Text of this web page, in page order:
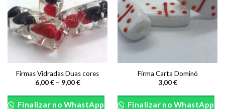
be
chosen
on
Firmas Vidradas Duas cores
6,00€ – 9,00€Price
6,00 €
through
product
Finalizar no WhastApp
Firma Carta Dominó
3,00€
product
Finalizar no WhastApp